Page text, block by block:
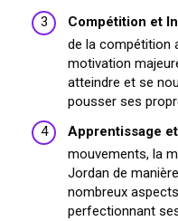
Compétition et
de la compétition
motivation
atteindre et se
pousser ses
Apprentissage
mouvements, la
Jordan de
nombreux
perfectionnant